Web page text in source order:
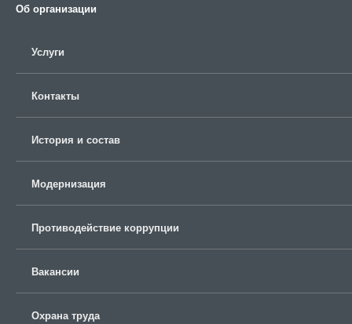
Об организации
Услуги
Контакты
История и состав
Модернизация
Противодействие коррупции
Вакансии
Охрана труда